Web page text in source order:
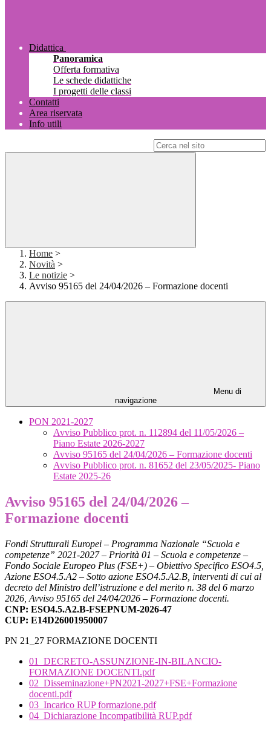
Didattica
Panoramica
Offerta formativa
Le schede didattiche
I progetti delle classi
Contatti
Area riservata
Info utili
Home >
Novità >
Le notizie >
Avviso 95165 del 24/04/2026 – Formazione docenti
Menu di
navigazione
PON 2021-2027
Avviso Pubblico prot. n. 112894 del 11/05/2026 –
Piano Estate 2026-2027
Avviso 95165 del 24/04/2026 – Formazione docenti
Avviso Pubblico prot. n. 81652 del 23/05/2025- Piano
Estate 2025-26
Avviso 95165 del 24/04/2026 –
Formazione docenti
Fondi Strutturali Europei – Programma Nazionale “Scuola e
competenze” 2021-2027 – Priorità 01 – Scuola e competenze –
Fondo Sociale Europeo Plus (FSE+) – Obiettivo Specifico ESO4.5,
Azione ESO4.5.A2 – Sotto azione ESO4.5.A2.B, interventi di cui al
decreto del Ministro dell’istruzione e del merito n. 38 del 6 marzo
2026, Avviso 95165 del 24/04/2026 – Formazione docenti.
CNP: ESO4.5.A2.B-FSEPNUM-2026-47
CUP: E14D26001950007
PN 21_27 FORMAZIONE DOCENTI
01_DECRETO-ASSUNZIONE-IN-BILANCIO-
FORMAZIONE DOCENTI.pdf
02_Disseminazione+PN2021-2027+FSE+Formazione
docenti.pdf
03_Incarico RUP formazione.pdf
04_Dichiarazione Incompatibilità RUP.pdf